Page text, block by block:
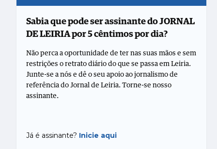
Sabia que pode ser assinante do JORNAL
DE LEIRIA por 5 cêntimos por dia?
Não perca a oportunidade de ter nas suas mãos e sem
restrições o retrato diário do que se passa em Leiria.
Junte-se a nós e dê o seu apoio ao jornalismo de
referência do Jornal de Leiria. Torne-se nosso
assinante.
Já é assinante? Inicie aqui